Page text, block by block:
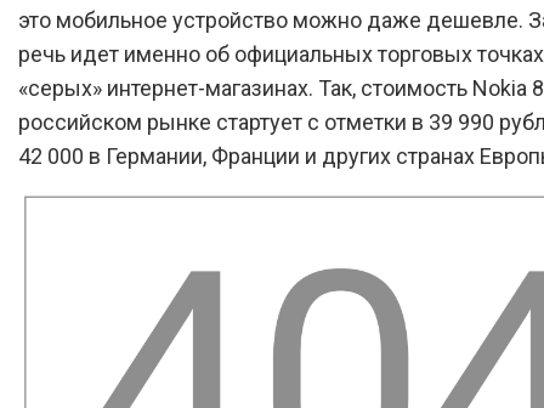
это мобильное устройство можно даже дешевле.
речь идет именно об официальных торговых
«серых» интернет-магазинах. Так, стоимость Nokia
российском рынке стартует с отметки в 39 990
42 000 в Германии, Франции и других странах